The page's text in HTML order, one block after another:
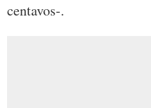
centavos-.